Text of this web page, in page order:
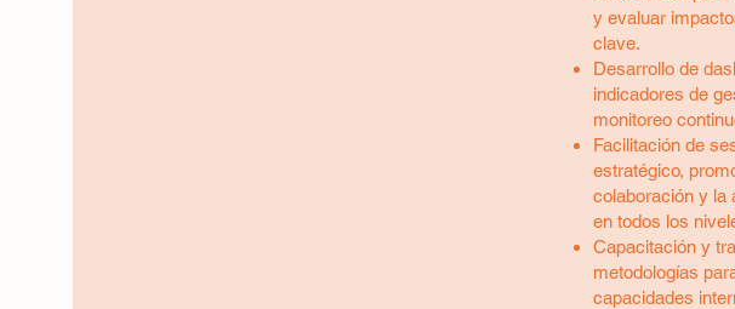
y evaluar
clave.
Desarrollo de
indicadores de
monitoreo
Facilitación de
estratégico,
colaboración y la
en todos los
Capacitación y
metodologías
capacidades